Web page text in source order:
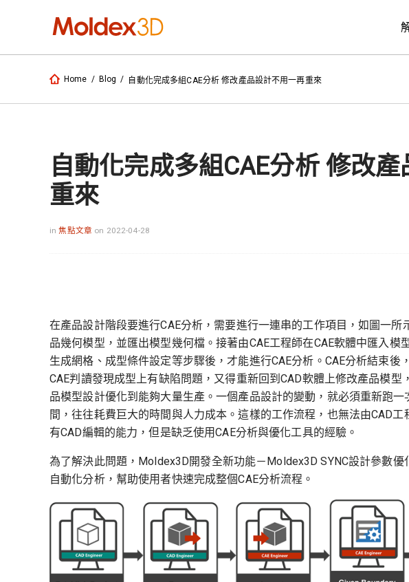
Home / Blog / 自動化完成多組CAE分析 修改產品設計不用一再重來
自動化完成多組CAE分析 修改
重來
in焦點文章 on 2022-04-28
在產品設計階段要進行CAE分析，需要進行一連串的工作項目，如圖一所
品幾何模型，並匯出模型幾何檔。接著由CAE工程師在CAE軟體中匯入模
生成網格、成型條件設定等步驟後，才能進行CAE分析。CAE分析結束後
CAE判讀發現成型上有缺陷問題，又得重新回到CAD軟體上修改產品模
品模型設計優化到能夠大量生產。一個產品設計的變動，就必須重新跑
間，往往耗費巨大的時間與人力成本。這樣的工作流程，也無法由CAD
有CAD編輯的能力，但是缺乏使用CAE分析與優化工具的經驗。
為了解決此問題，Moldex3D開發全新功能－Moldex3D SYNC設計參數優
自動化分析，幫助使用者快速完成整個CAE分析流程。